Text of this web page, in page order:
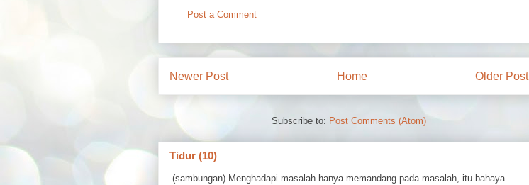
Post a Comment
Newer Post Older Post
Home
Subscribe to: Post Comments (Atom)
Tidur (10)
(sambungan) Menghadapi masalah hanya memandang pada masalah, itu bahaya.